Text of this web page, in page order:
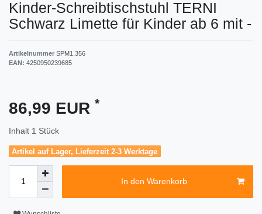
Kinder-Schreibtischstuhl TERNI
Schwarz Limette für Kinder ab 6 mit -
Artikelnummer SPM1.356
EAN: 4250950239685
86,99 EUR *
Inhalt 1 Stück
Artikel auf Lager, Lieferzeit 2-3 Werktage
In den Warenkorb